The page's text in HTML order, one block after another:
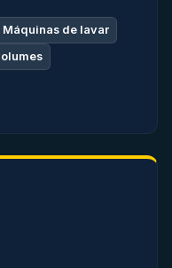
Máquinas de lavar